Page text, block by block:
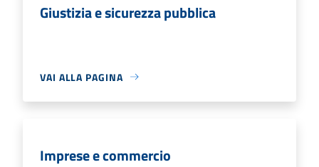
Giustizia e sicurezza pubblica
VAI ALLA PAGINA
Imprese e commercio